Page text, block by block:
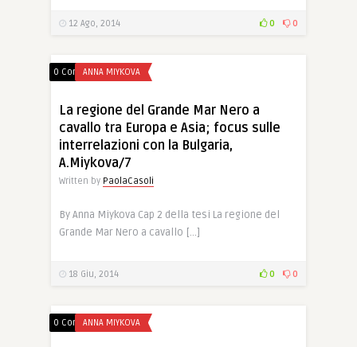
12 Ago, 2014 0 0
0 CommentsANNA MIYKOVA
La regione del Grande Mar Nero a
cavallo tra Europa e Asia; focus sulle
interrelazioni con la Bulgaria,
A.Miykova/7
Written by PaolaCasoli
By Anna Miykova Cap 2 della tesi La regione del
Grande Mar Nero a cavallo […]
18 Giu, 2014 0 0
0 CommentsANNA MIYKOVA